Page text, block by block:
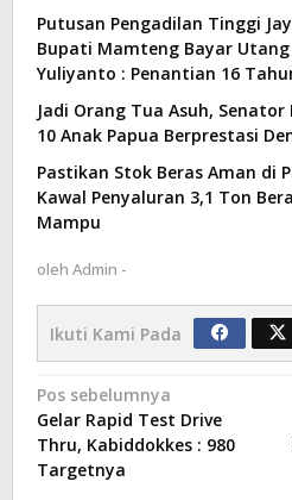
Putusan Pengadilan Tinggi
Bupati Mamteng Bayar Utang
Yuliyanto : Penantian 16
Jadi Orang Tua Asuh,
10 Anak Papua Berprestasi
Pastikan Stok Beras Aman di
Kawal Penyaluran 3,1 Ton
Mampu
oleh Admin -
Ikuti Kami Pada
Navigasi
pos
Pos sebelumnya
Gelar Rapid Test Drive
Thru, Kabiddokkes : 980
Targetnya